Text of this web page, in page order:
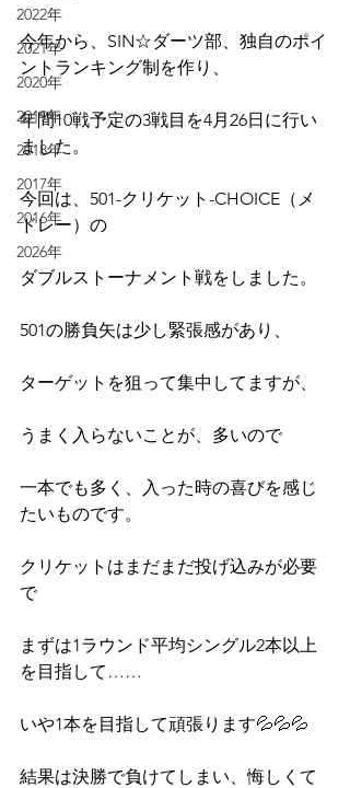
2022年
2021年
2020年
2019年
2018年
2017年
2016年
2026年
今年から、SIN☆ダーツ部、独自のポイ
ントランキング制を作り、
年間10戦予定の3戦目を4月26日に行い
ました。
今回は、501-クリケット-CHOICE（メ
ドレー）の
ダブルストーナメント戦をしました。
501の勝負矢は少し緊張感があり、
ターゲットを狙って集中してますが、
うまく入らないことが、多いので
一本でも多く、入った時の喜びを感じ
たいものです。
クリケットはまだまだ投げ込みが必要
で
まずは1ラウンド平均シングル2本以上
を目指して……
いや1本を目指して頑張ります💦💦💦
結果は決勝で負けてしまい、悔しくて